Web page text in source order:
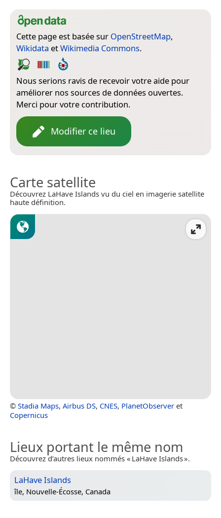
Cette page est basée sur OpenStreetMap,
Wikidata etWikimedia Commons.
Nous serions ravis de recevoir votre aide pour
améliorer nos sources de données ouvertes.
Merci pour votre contribution.
Modifier ce lieu
Carte satellite
Découvrez LaHave Islands vu du ciel en imagerie satellite
haute définition.
© Stadia Maps, Airbus DS, CNES, PlanetObserver et
Copernicus
Lieux portant le même nom
Découvrez d’autres lieux nommés « LaHave Islands ».
LaHave Islands
île, Nouvelle-Écosse, Canada